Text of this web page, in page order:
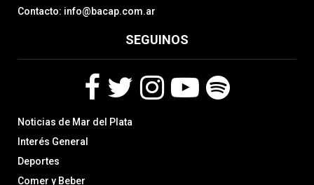
Contacto: info@bacap.com.ar
SEGUINOS
a
c
o
w
Noticias de Mar del Plata
Interés General
Deportes
Comer y Beber